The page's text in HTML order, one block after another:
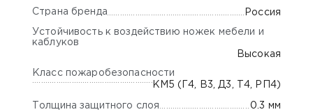
Страна бренда Россия
Устойчивость к воздействию ножек мебели и
каблуков
Высокая
Класс пожаробезопасности
КМ5 (Г4, В3, Д3, Т4, РП4)
Толщина защитного слоя 0.3 мм